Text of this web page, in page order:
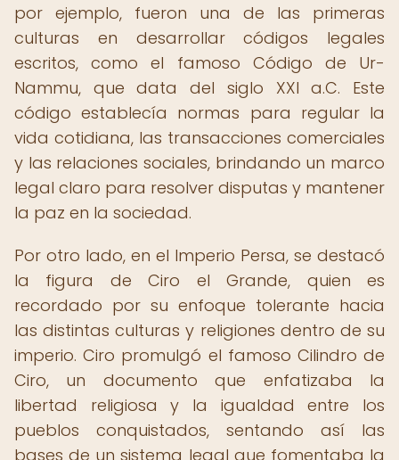
por ejemplo, fueron una de las primeras
culturas en desarrollar códigos legales
escritos, como el famoso Código de Ur-
Nammu, que data del siglo XXI a.C. Este
código establecía normas para regular la
vida cotidiana, las transacciones comerciales
y las relaciones sociales, brindando un marco
legal claro para resolver disputas y mantener
la paz en la sociedad.
Por otro lado, en el Imperio Persa, se destacó
la figura de Ciro el Grande, quien es
recordado por su enfoque tolerante hacia
las distintas culturas y religiones dentro de su
imperio. Ciro promulgó el famoso Cilindro de
Ciro, un documento que enfatizaba la
libertad religiosa y la igualdad entre los
pueblos conquistados, sentando así las
bases de un sistema legal que fomentaba la